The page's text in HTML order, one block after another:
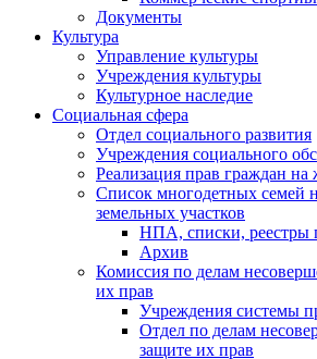
Документы
Культура
Управление культуры
Учреждения культуры
Культурное наследие
Социальная сфера
Отдел социального развития
Учреждения социального
Реализация прав граждан
Список многодетных семей
земельных участков
НПА, списки, реестры
Архив
Комиссия по делам
их прав
Учреждения системы
Отдел по делам
защите их прав